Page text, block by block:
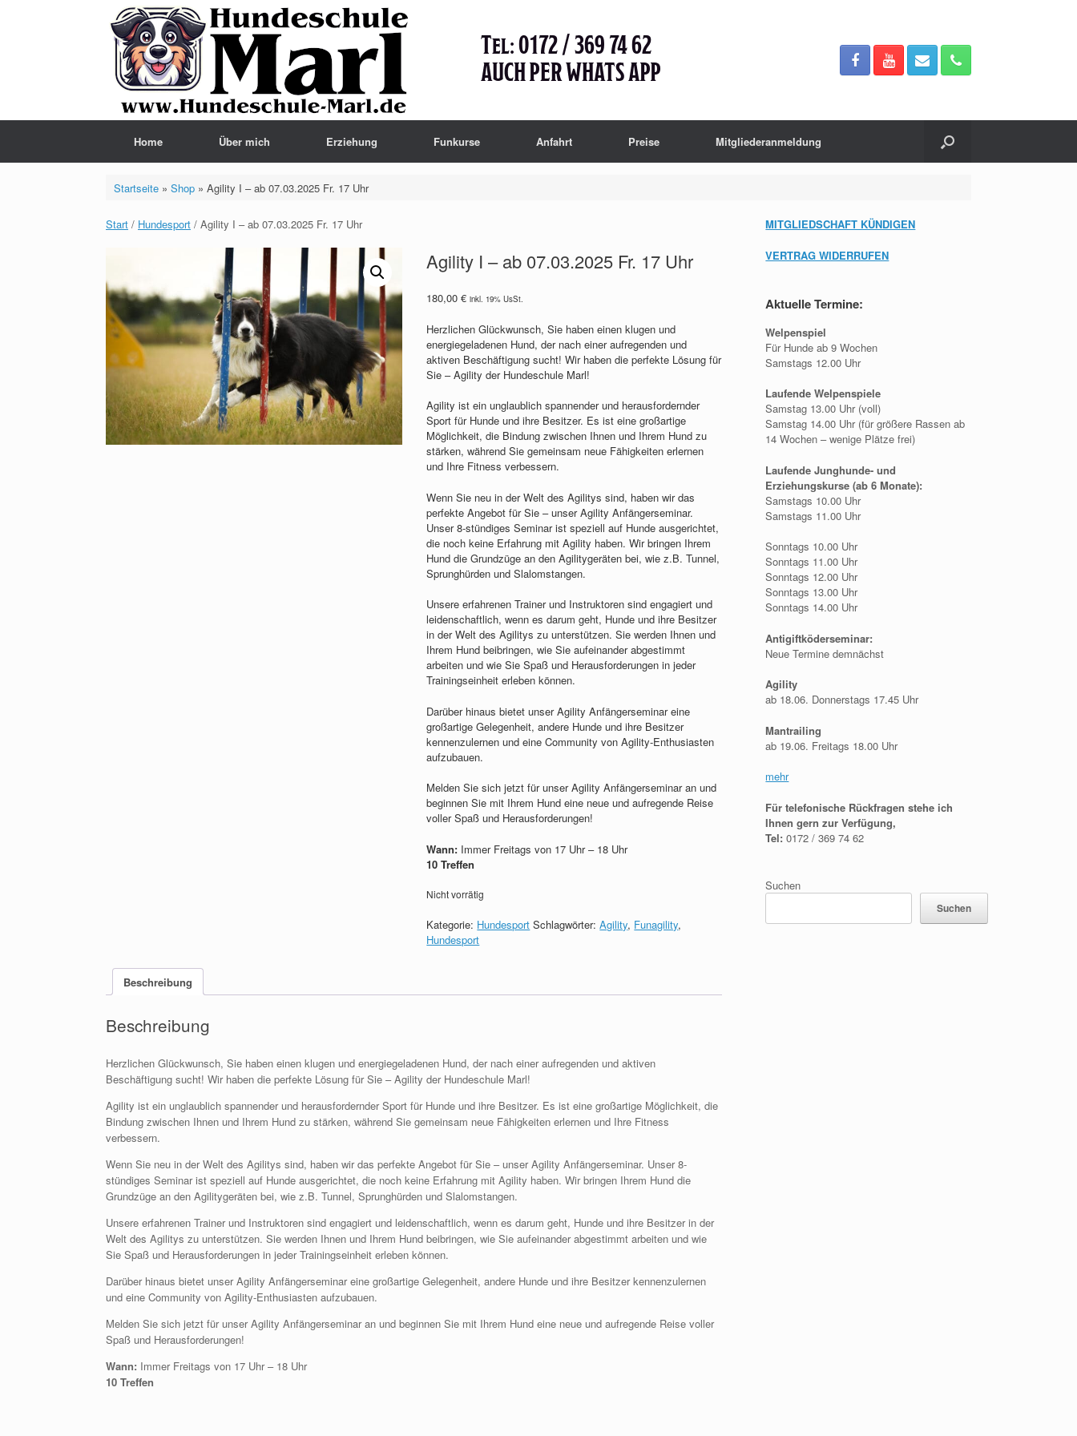
Home Über mich Erziehung Funkurse Anfahrt Preise Mitgliederanmeldung
Startseite» Shop» Agility I – ab 07.03.2025 Fr. 17 Uhr
Start / Hundesport / Agility I – ab 07.03.2025 Fr. 17 Uhr
Agility I – ab 07.03.2025 Fr. 17 Uhr
180,00€ inkl. 19% UsSt.
Herzlichen Glückwunsch, Sie haben einen klugen und
energiegeladenen Hund, der nach einer aufregenden und
aktiven Beschäftigung sucht! Wir haben die perfekte Lösung für
Sie – Agility der Hundeschule Marl!
Agility ist ein unglaublich spannender und herausfordernder
Sport für Hunde und ihre Besitzer. Es ist eine großartige
Möglichkeit, die Bindung zwischen Ihnen und Ihrem Hund zu
stärken, während Sie gemeinsam neue Fähigkeiten erlernen
und Ihre Fitness verbessern.
Wenn Sie neu in der Welt des Agilitys sind, haben wir das
perfekte Angebot für Sie – unser Agility Anfängerseminar.
Unser 8-stündiges Seminar ist speziell auf Hunde ausgerichtet,
die noch keine Erfahrung mit Agility haben. Wir bringen Ihrem
Hund die Grundzüge an den Agilitygeräten bei, wie z.B. Tunnel,
Sprunghürden und Slalomstangen.
Unsere erfahrenen Trainer und Instruktoren sind engagiert und
leidenschaftlich, wenn es darum geht, Hunde und ihre Besitzer
in der Welt des Agilitys zu unterstützen. Sie werden Ihnen und
Ihrem Hund beibringen, wie Sie aufeinander abgestimmt
arbeiten und wie Sie Spaß und Herausforderungen in jeder
Trainingseinheit erleben können.
Darüber hinaus bietet unser Agility Anfängerseminar eine
großartige Gelegenheit, andere Hunde und ihre Besitzer
kennenzulernen und eine Community von Agility-Enthusiasten
aufzubauen.
Melden Sie sich jetzt für unser Agility Anfängerseminar an und
beginnen Sie mit Ihrem Hund eine neue und aufregende Reise
voller Spaß und Herausforderungen!
Wann: Immer Freitags von 17 Uhr – 18 Uhr
10 Treffen
Nicht vorrätig
Kategorie: Hundesport Schlagwörter:Agility, Funagility,
Hundesport
Beschreibung
Beschreibung
Herzlichen Glückwunsch, Sie haben einen klugen und energiegeladenen Hund, der nach einer aufregenden und aktiven
Beschäftigung sucht! Wir haben die perfekte Lösung für Sie – Agility der Hundeschule Marl!
Agility ist ein unglaublich spannender und herausfordernder Sport für Hunde und ihre Besitzer. Es ist eine großartige Möglichkeit, die
Bindung zwischen Ihnen und Ihrem Hund zu stärken, während Sie gemeinsam neue Fähigkeiten erlernen und Ihre Fitness
verbessern.
Wenn Sie neu in der Welt des Agilitys sind, haben wir das perfekte Angebot für Sie – unser Agility Anfängerseminar. Unser 8-
stündiges Seminar ist speziell auf Hunde ausgerichtet, die noch keine Erfahrung mit Agility haben. Wir bringen Ihrem Hund die
Grundzüge an den Agilitygeräten bei, wie z.B. Tunnel, Sprunghürden und Slalomstangen.
Unsere erfahrenen Trainer und Instruktoren sind engagiert und leidenschaftlich, wenn es darum geht, Hunde und ihre Besitzer in der
Welt des Agilitys zu unterstützen. Sie werden Ihnen und Ihrem Hund beibringen, wie Sie aufeinander abgestimmt arbeiten und wie
Sie Spaß und Herausforderungen in jeder Trainingseinheit erleben können.
Darüber hinaus bietet unser Agility Anfängerseminar eine großartige Gelegenheit, andere Hunde und ihre Besitzer kennenzulernen
und eine Community von Agility-Enthusiasten aufzubauen.
Melden Sie sich jetzt für unser Agility Anfängerseminar an und beginnen Sie mit Ihrem Hund eine neue und aufregende Reise voller
Spaß und Herausforderungen!
Wann: Immer Freitags von 17 Uhr – 18 Uhr
10 Treffen
MITGLIEDSCHAFT KÜNDIGEN
VERTRAG WIDERRUFEN
Aktuelle Termine:
Welpenspiel
Für Hunde ab 9 Wochen
Samstags 12.00 Uhr
Laufende Welpenspiele
Samstag 13.00 Uhr (voll)
Samstag 14.00 Uhr (für größere Rassen ab
14 Wochen – wenige Plätze frei)
Laufende Junghunde- und
Erziehungskurse (ab 6 Monate):
Samstags 10.00 Uhr
Samstags 11.00 Uhr
Sonntags 10.00 Uhr
Sonntags 11.00 Uhr
Sonntags 12.00 Uhr
Sonntags 13.00 Uhr
Sonntags 14.00 Uhr
Antigiftköderseminar:
Neue Termine demnächst
Agility
ab 18.06. Donnerstags 17.45 Uhr
Mantrailing
ab 19.06. Freitags 18.00 Uhr
mehr
Für telefonische Rückfragen stehe ich
Ihnen gern zur Verfügung,
Tel: 0172 / 369 74 62
Suchen
Suchen